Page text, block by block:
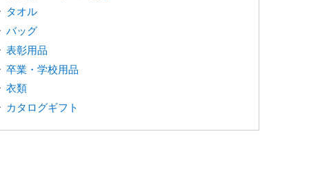
タオル
バッグ
表彰用品
卒業・学校用品
衣類
カタログギフト